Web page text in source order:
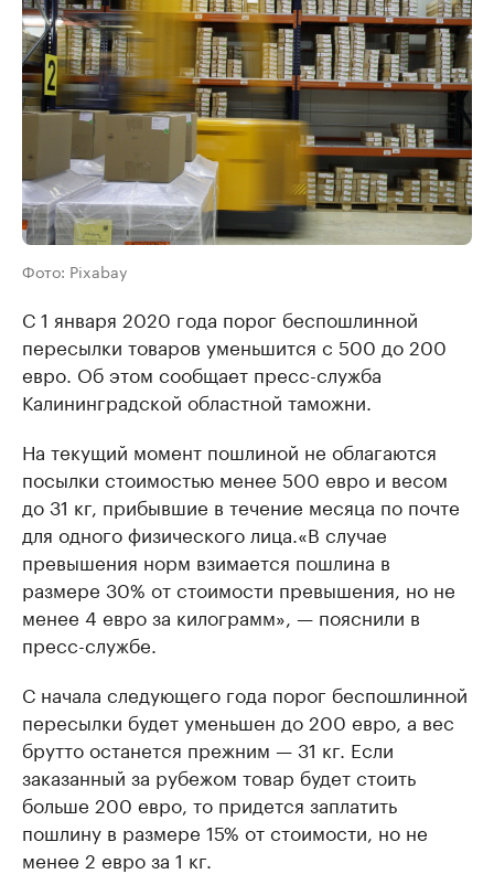
Фото: Pixabay
С 1 января 2020 года порог беспошлинной
пересылки товаров уменьшится с 500 до 200
евро. Об этом сообщает пресс-служба
Калининградской областной таможни.
На текущий момент пошлиной не облагаются
посылки стоимостью менее 500 евро и весом
до 31 кг, прибывшие в течение месяца по почте
для одного физического лица.«В случае
превышения норм взимается пошлина в
размере 30% от стоимости превышения, но не
менее 4 евро за килограмм», — пояснили в
пресс-службе.
С начала следующего года порог беспошлинной
пересылки будет уменьшен до 200 евро, а вес
брутто останется прежним — 31 кг. Если
заказанный за рубежом товар будет стоить
больше 200 евро, то придется заплатить
пошлину в размере 15% от стоимости, но не
менее 2 евро за 1 кг.